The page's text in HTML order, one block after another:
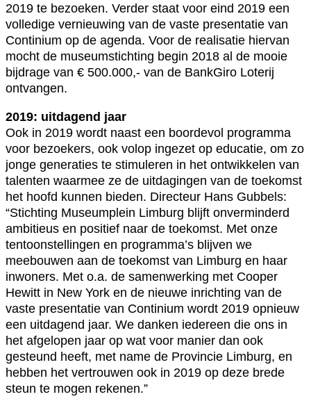
2019 te bezoeken. Verder staat voor eind 2019 een
volledige vernieuwing van de vaste presentatie van
Continium op de agenda. Voor de realisatie hiervan
mocht de museumstichting begin 2018 al de mooie
bijdrage van € 500.000,- van de BankGiro Loterij
ontvangen.
2019: uitdagend jaar
Ook in 2019 wordt naast een boordevol programma
voor bezoekers, ook volop ingezet op educatie, om zo
jonge generaties te stimuleren in het ontwikkelen van
talenten waarmee ze de uitdagingen van de toekomst
het hoofd kunnen bieden. Directeur Hans Gubbels:
“Stichting Museumplein Limburg blijft onverminderd
ambitieus en positief naar de toekomst. Met onze
tentoonstellingen en programma’s blijven we
meebouwen aan de toekomst van Limburg en haar
inwoners. Met o.a. de samenwerking met Cooper
Hewitt in New York en de nieuwe inrichting van de
vaste presentatie van Continium wordt 2019 opnieuw
een uitdagend jaar. We danken iedereen die ons in
het afgelopen jaar op wat voor manier dan ook
gesteund heeft, met name de Provincie Limburg, en
hebben het vertrouwen ook in 2019 op deze brede
steun te mogen rekenen.”